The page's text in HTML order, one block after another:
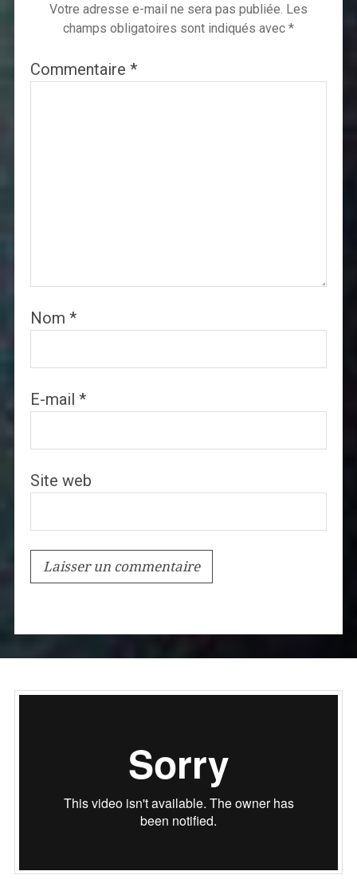
Votre adresse e-mail ne sera pas publiée. Les
champs obligatoires sont indiqués avec *
Commentaire *
Nom *
E-mail *
Site web